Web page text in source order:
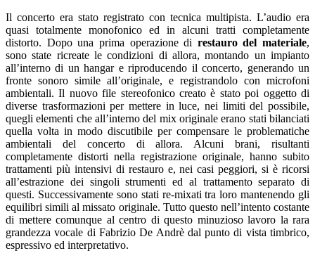
Il concerto era stato registrato con tecnica multipista. L’audio era
quasi totalmente monofonico ed in alcuni tratti completamente
distorto. Dopo una prima operazione di restauro del materiale,
sono state ricreate le condizioni di allora, montando un impianto
all’interno di un hangar e riproducendo il concerto, generando un
fronte sonoro simile all’originale, e registrandolo con microfoni
ambientali. Il nuovo file stereofonico creato è stato poi oggetto di
diverse trasformazioni per mettere in luce, nei limiti del possibile,
quegli elementi che all’interno del mix originale erano stati bilanciati
quella volta in modo discutibile per compensare le problematiche
ambientali del concerto di allora. Alcuni brani, risultanti
completamente distorti nella registrazione originale, hanno subito
trattamenti più intensivi di restauro e, nei casi peggiori, si è ricorsi
all’estrazione dei singoli strumenti ed al trattamento separato di
questi. Successivamente sono stati re-mixati tra loro mantenendo gli
equilibri simili al missato originale. Tutto questo nell’intento costante
di mettere comunque al centro di questo minuzioso lavoro la rara
grandezza vocale di Fabrizio De Andrè dal punto di vista timbrico,
espressivo ed interpretativo.